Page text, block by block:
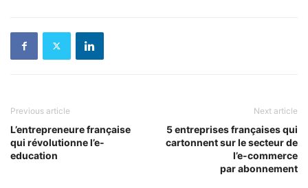
Previous article
L’entrepreneure française
qui révolutionne l’e-
education
Next article
5 entreprises françaises qui
cartonnent sur le secteur de
l’e-commerce
par abonnement